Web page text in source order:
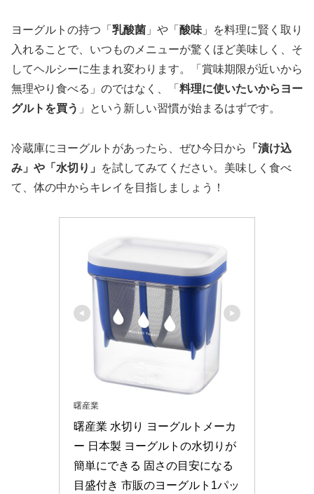
ヨーグルトの持つ「 乳酸菌 」や「 酸味 」を料理に賢く取り
入れることで、いつものメニューが驚くほど美味しく、そ
してヘルシーに生まれ変わります。「賞味期限が近いから
無理やり食べる」のではなく、「 料理に使いたいからヨー
グルトを買う 」という新しい習慣が始まるはずです。
冷蔵庫にヨーグルトがあったら、ぜひ今日から
「漬け込
み」や「水切り」
を試してみてください。美味しく食べ
て、体の中からキレイを目指しましょう！
曙産業
曙産業 水切り ヨーグルトメーカ
ー 日本製 ヨーグルトの水切りが
簡単にできる 固さの目安になる
目盛付き 市販のヨーグルト1パッ